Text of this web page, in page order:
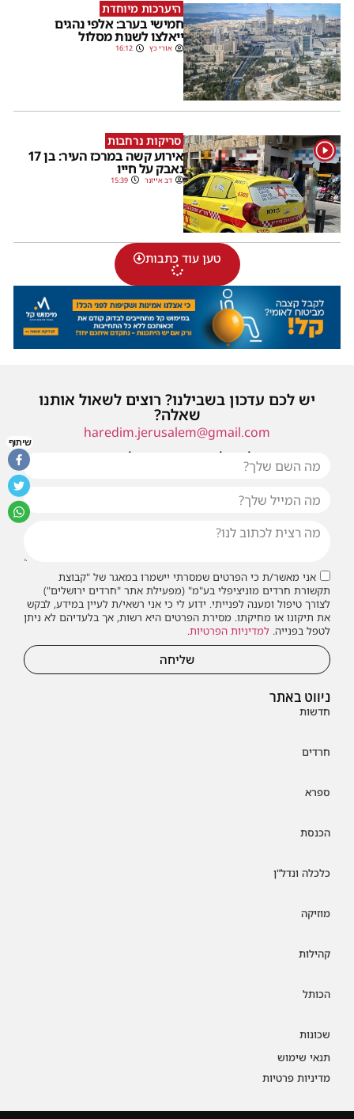
היערכות מיוחדת
חמישי בערב: אלפי נהגים
ייאלצו לשנות מסלול
אורי כץ 16:12
1 סריקות נרחבות
אירוע קשה במרכז העיר: בן 17
נאבק על חייו
דב אייזנר 15:39
טען עוד כתבות
ניווט באתר
חדשות
חרדים
ספרא
הכנסת
כלכלה ונדל"ן
מוזיקה
קהילות
הכותל
שכונות
תנאי שימוש
מדיניות פרטיות
יש לכם עדכון בשבילנו? רוצים לשאול אותנו
שאלה?
haredim.jerusalem@gmail.com
או שילחו אלינו פנייה ונחזור אליכם בהקדם
אני מאשר/ת כי הפרטים שמסרתי יישמרו במאגר של "קבוצת
תקשורת חרדים מוניציפלי בע"מ" (מפעילת אתר "חרדים ירושלים")
לצורך טיפול ומענה לפנייתי. ידוע לי כי אני רשאי/ת לעיין במידע, לבקש
את תיקונו או מחיקתו. מסירת הפרטים היא רשות, אך בלעדיהם לא ניתן
לטפל בפנייה. למדיניות הפרטיות.
שליחה
שיתוף